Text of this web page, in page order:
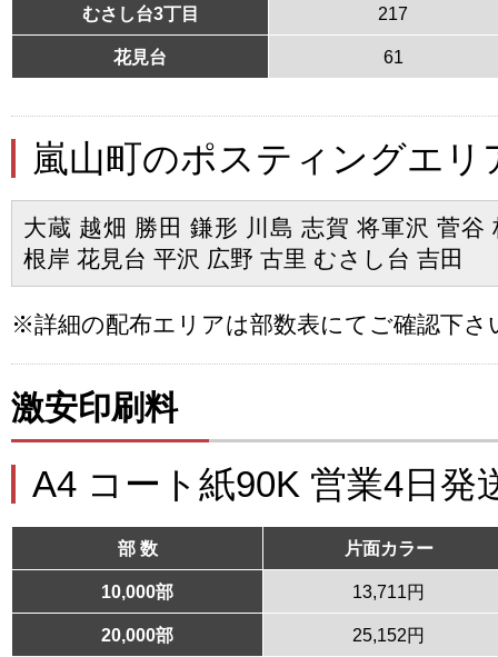
むさし台3丁目 217
花見台 61
嵐山町のポスティングエリ
大蔵 越畑 勝田 鎌形 川島 志賀 将軍沢 菅谷
根岸 花見台 平沢 広野 古里 むさし台 吉田
※詳細の配布エリアは部数表にてご確認下さ
激安印刷料
A4 コート紙90K 営業4日発
部 数 片面カラー
10,000部 13,711円
20,000部 25,152円